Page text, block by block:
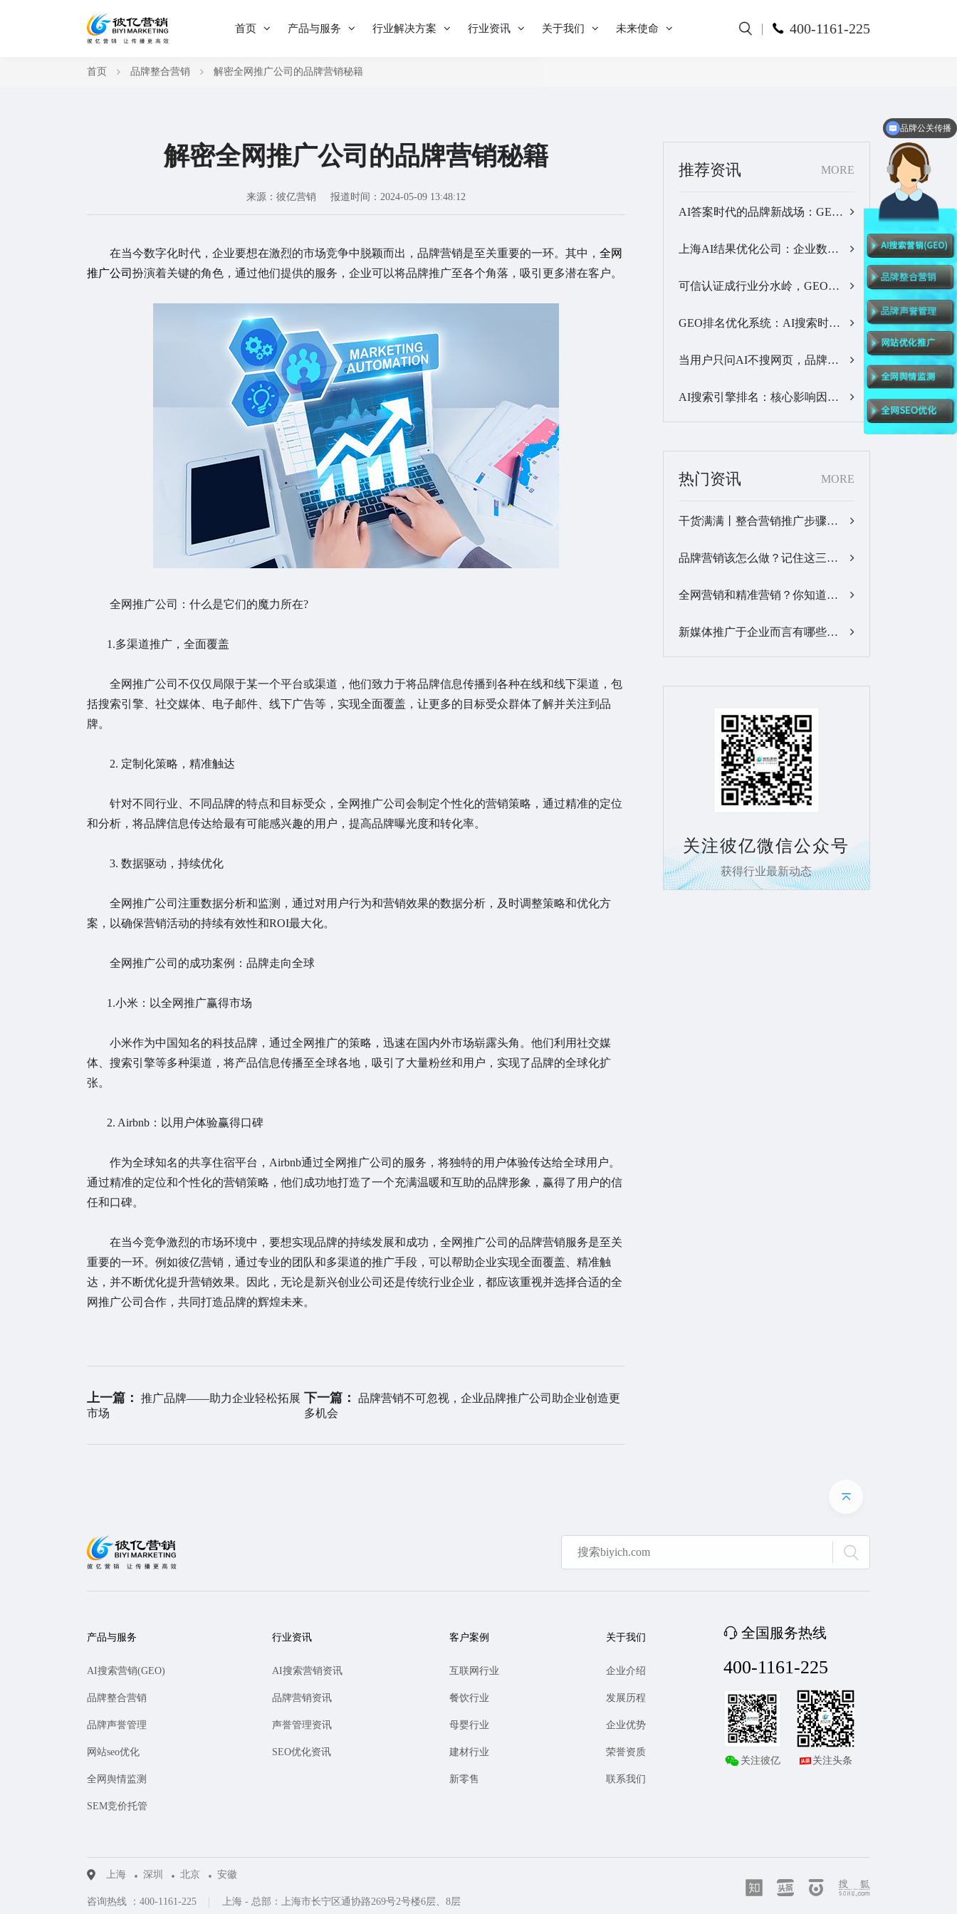
首页 产品与服务 行业解决方案 行业资讯 关于我们 未来使命 400-1161-225
首页 品牌整合营销 解密全网推广公司的品牌营销秘籍
解密全网推广公司的品牌营销秘籍
来源：彼亿营销 报道时间：2024-05-09 13:48:12
在当今数字化时代，企业要想在激烈的市场竞争中脱颖而出，品牌营销是至关重要的一环。其中， 全网
推广公司 扮演着关键的角色，通过他们提供的服务，企业可以将品牌推广至各个角落，吸引更多潜在客户。
全网推广公司：什么是它们的魔力所在?
1.多渠道推广，全面覆盖
全网推广公司不仅仅局限于某一个平台或渠道，他们致力于将品牌信息传播到各种在线和线下渠道，包
括搜索引擎、社交媒体、电子邮件、线下广告等，实现全面覆盖，让更多的目标受众群体了解并关注到品
牌。
2. 定制化策略，精准触达
针对不同行业、不同品牌的特点和目标受众，全网推广公司会制定个性化的营销策略，通过精准的定位
和分析，将品牌信息传达给最有可能感兴趣的用户，提高品牌曝光度和转化率。
3. 数据驱动，持续优化
全网推广公司注重数据分析和监测，通过对用户行为和营销效果的数据分析，及时调整策略和优化方
案，以确保营销活动的持续有效性和ROI最大化。
全网推广公司的成功案例：品牌走向全球
1.小米：以全网推广赢得市场
小米作为中国知名的科技品牌，通过全网推广的策略，迅速在国内外市场崭露头角。他们利用社交媒
体、搜索引擎等多种渠道，将产品信息传播至全球各地，吸引了大量粉丝和用户，实现了品牌的全球化扩
张。
2. Airbnb：以用户体验赢得口碑
作为全球知名的共享住宿平台，Airbnb通过全网推广公司的服务，将独特的用户体验传达给全球用户。
通过精准的定位和个性化的营销策略，他们成功地打造了一个充满温暖和互助的品牌形象，赢得了用户的信
任和口碑。
在当今竞争激烈的市场环境中，要想实现品牌的持续发展和成功，全网推广公司的品牌营销服务是至关
重要的一环。例如彼亿营销，通过专业的团队和多渠道的推广手段，可以帮助企业实现全面覆盖、精准触
达，并不断优化提升营销效果。因此，无论是新兴创业公司还是传统行业企业，都应该重视并选择合适的全
网推广公司合作，共同打造品牌的辉煌未来。
上一篇：
推广品牌——助力企业轻松拓展
市场
下一篇：
品牌营销不可忽视，企业品牌推广公司助企业创造更
多机会
推荐资讯 MORE
AI答案时代的品牌新战场：GEO公司选型逻辑与实战观察…
上海AI结果优化公司：企业数字化品牌曝光落地全解析…
可信认证成行业分水岭，GEO优化服务商推荐名单有了新答案…
GEO排名优化系统：AI搜索时代品牌曝光优化核心工具…
当用户只问AI不搜网页，品牌的全域GEO优化该交给谁？…
AI搜索引擎排名：核心影响因素与合规优化方法…
热门资讯 MORE
干货满满丨整合营销推广步骤梳理…
品牌营销该怎么做？记住这三步，让营销更有价值！…
全网营销和精准营销？你知道怎么做吗？…
新媒体推广于企业而言有哪些优势？…
关注彼亿微信公众号
获得行业最新动态
全国服务热线
400-1161-225
关注彼亿 关注头条
产品与服务
AI搜索营销(GEO)
品牌整合营销
品牌声誉管理
网站seo优化
全网舆情监测
SEM竞价托管
行业资讯
AI搜索营销资讯
品牌营销资讯
声誉管理资讯
SEO优化资讯
客户案例
互联网行业
餐饮行业
母婴行业
建材行业
新零售
关于我们
企业介绍
发展历程
企业优势
荣誉资质
联系我们
上海 深圳 北京 安徽
咨询热线 ：400-1161-225 上海 - 总部：上海市长宁区通协路269号2号楼6层、8层
SEM竞价托管